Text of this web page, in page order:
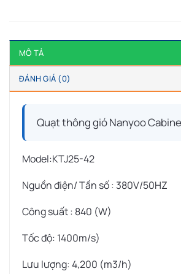
MÔ TẢ
ĐÁNH GIÁ (0)
Quạt thông gió Nanyoo
Model:KTJ25-42
Nguồn điện/ Tần số : 380V/50HZ
Công suất : 840 (W)
Tốc độ: 1400m/s)
Lưu lượng: 4,200 (m3/h)